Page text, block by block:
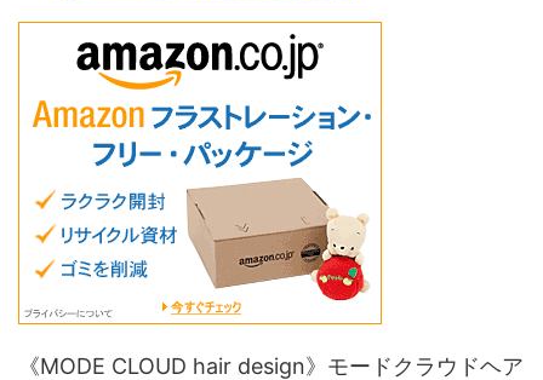
《MODE CLOUD hair design》モードクラウドヘア